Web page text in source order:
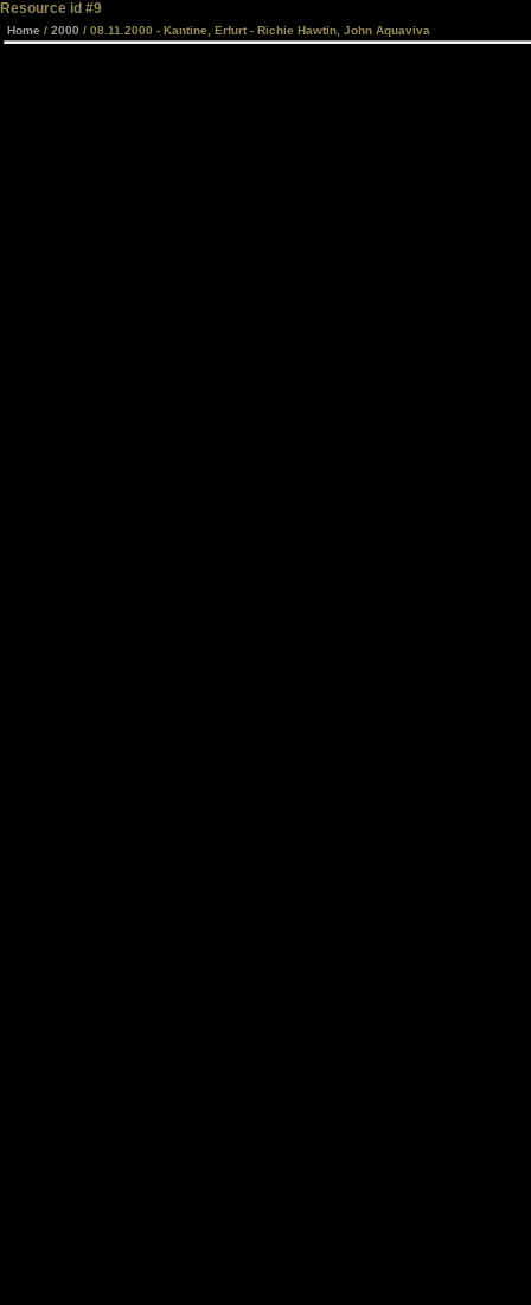
Resource id #9
Home / 2000 / 08.11.2000 - Kantine, Erfurt - Richie Hawtin, John Aquaviva